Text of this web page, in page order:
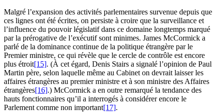
Malgré l’expansion des activités parlementaires survenue depuis que
ces lignes ont été écrites, on persiste à croire que la surveillance et
l’influence du pouvoir législatif dans ce domaine longtemps marqué
par la prérogative de l’exécutif sont minimes. James McCormick a
parlé de la dominance continue de la politique étrangère par le
Premier ministre, ce qui révèle que le cercle de contrôle est encore
plus étroit[15]. (À cet égard, Denis Stairs a signalé l’opinion de Paul
Martin père, selon laquelle même au Cabinet on devrait laisser les
affaires étrangères au premier ministre et à son ministre des Affaires
étrangères[16].) McCormick a en outre remarqué la tendance des
hauts fonctionnaires qu’il a interrogés à considérer encore le
Parlement comme non important[17].